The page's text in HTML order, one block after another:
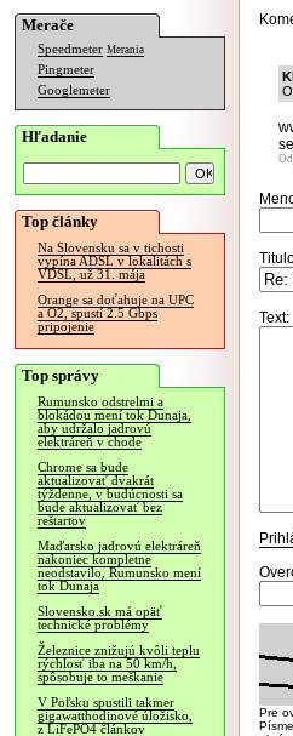
Merače
Speedmeter Merania
Pingmeter
Googlemeter
Hľadanie
Top články
Na Slovensku sa v tichosti
vypína ADSL v lokalitách s
VDSL, už 31. mája
Orange sa doťahuje na UPC
a O2, spustí 2.5 Gbps
pripojenie
Top správy
Rumunsko odstrelmi a
blokádou mení tok Dunaja,
aby udržalo jadrovú
elektráreň v chode
Chrome sa bude
aktualizovať dvakrát
týždenne, v budúcnosti sa
bude aktualizovať bez
reštartov
Maďarsko jadrovú elektráreň
nakoniec kompletne
neodstavilo, Rumunsko mení
tok Dunaja
Slovensko.sk má opäť
technické problémy
Železnice znižujú kvôli teplu
rýchlosť iba na 50 km/h,
spôsobuje to meškanie
V Poľsku spustili takmer
gigawatthodinové úložisko,
z LiFePO4 článkov
Text:
Pre